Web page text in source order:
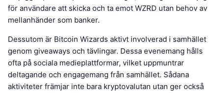
för användare att skicka och ta emot WZRD utan behov av
mellanhänder som banker.
Dessutom är Bitcoin Wizards aktivt involverad i samhället
genom giveaways och tävlingar. Dessa evenemang hålls
ofta på sociala medieplattformar, vilket uppmuntrar
deltagande och engagemang från samhället. Sådana
aktiviteter främjar inte bara kryptovalutan utan ger också